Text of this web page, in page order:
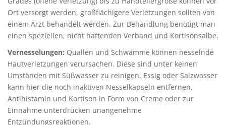
Ort versorgt werden, großflächigere Verletzungen sollten von
einem Arzt behandelt werden. Zur Behandlung benötigt man
einen speziellen, nicht haftenden Verband und Kortisonsalbe.
Vernesselungen: Quallen und Schwämme können nesselnde
Hautverletzungen verursachen. Diese sind unter keinen
Umständen mit Süßwasser zu reinigen. Essig oder Salzwasser
kann hier die noch inaktiven Nesselkapseln entfernen,
Antihistamin und Kortison in Form von Creme oder zur
Einnahme unterdrücken unangenehme
Entzündungsreaktionen.